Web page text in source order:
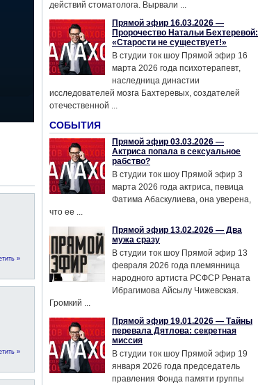
»
»
действий стоматолога. Вырвали ...
Прямой эфир 16.03.2026 —
Пророчество Натальи Бехтеревой:
«Старости не существует!»
В студии ток шоу Прямой эфир 16
марта 2026 года психотерапевт,
наследница династии
исследователей мозга Бахтеревых, создателей
отечественной ...
СОБЫТИЯ
Прямой эфир 03.03.2026 —
Актриса попала в сексуальное
рабство?
В студии ток шоу Прямой эфир 3
марта 2026 года актриса, певица
Фатима Абаскулиева, она уверена,
что ее ...
Прямой эфир 13.02.2026 — Два
мужа сразу
В студии ток шоу Прямой эфир 13
февраля 2026 года племянница
народного артиста РСФСР Рената
Ибрагимова Айсылу Чижевская.
Громкий ...
Прямой эфир 19.01.2026 — Тайны
перевала Дятлова: секретная
миссия
В студии ток шоу Прямой эфир 19
января 2026 года председатель
правления Фонда памяти группы